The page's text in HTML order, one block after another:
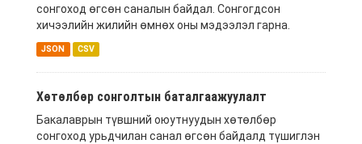
сонгоход өгсөн саналын байдал. Сонгогдсон
хичээлийн жилийн өмнөх оны мэдээлэл гарна.
JSON CSV
Хөтөлбөр сонголтын баталгаажуулалт
Бакалаврын түвшний оюутнуудын хөтөлбөр
сонгоход урьдчилан санал өгсөн байдалд түшиглэн